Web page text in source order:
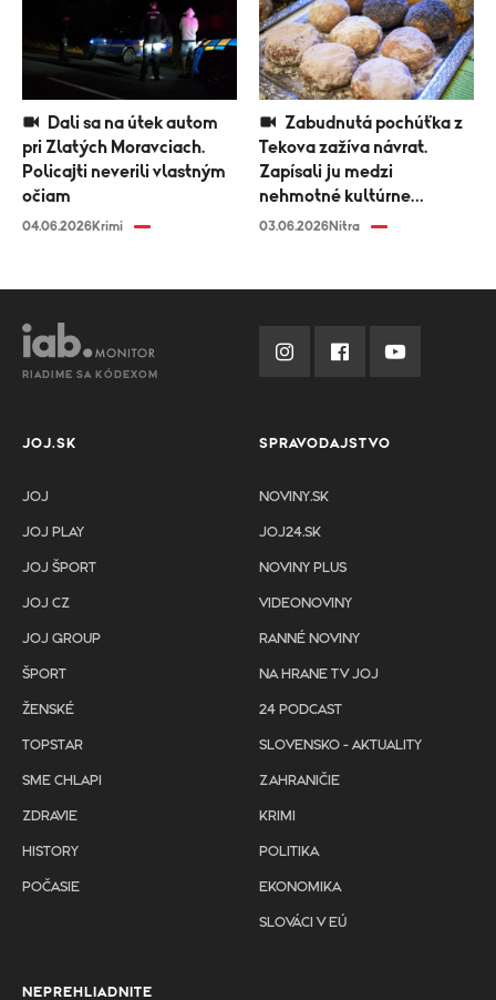
pri Zlatých Moravciach.
Policajti neverili vlastným
očiam
04.06.2026Krimi
Tekova zažíva návrat.
Zapísali ju medzi
nehmotné kultúrne
dedičstvo
03.06.2026Nitra
RIADIME SA KÓDEXOM
JOJ.SK
JOJ
JOJ PLAY
JOJ ŠPORT
JOJ CZ
JOJ GROUP
ŠPORT
ŽENSKÉ
TOPSTAR
SME CHLAPI
ZDRAVIE
HISTORY
POČASIE
SPRAVODAJSTVO
NOVINY.SK
JOJ24.SK
NOVINY PLUS
VIDEONOVINY
RANNÉ NOVINY
NA HRANE TV JOJ
24 PODCAST
SLOVENSKO - AKTUALITY
ZAHRANIČIE
KRIMI
POLITIKA
EKONOMIKA
SLOVÁCI V EÚ
NEPREHLIADNITE